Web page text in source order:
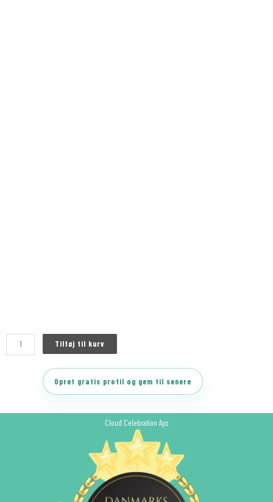
Tilføj til kurv
Opret gratis profil og gem til senere
Cloud Celebration Aps